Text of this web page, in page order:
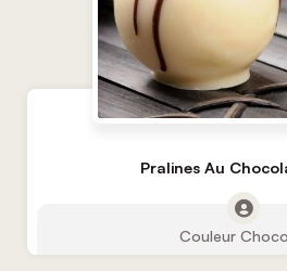
Pralines Au
Couleur